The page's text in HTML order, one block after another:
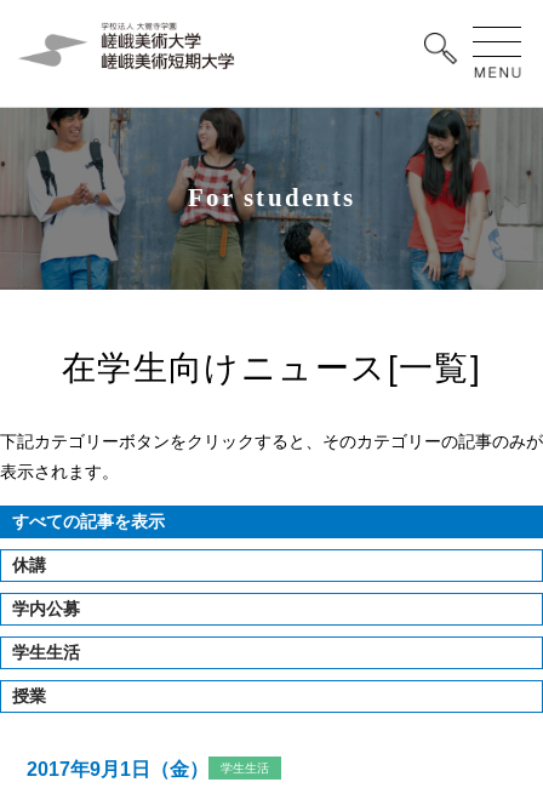
For students
在学生向けニュース[一覧]
下記カテゴリーボタンをクリックすると、そのカテゴリーの記事のみが
表示されます。
すべての記事を表示
休講
学内公募
学生生活
授業
2017年9月1日（金） 学生生活